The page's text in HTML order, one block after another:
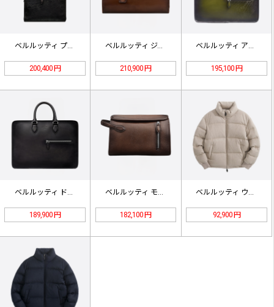
ベルルッティ プルミエ ジュール ス…
200,400 円
ベルルッティ ジュールオフGM レザ…
210,900 円
ベルルッティ アン ジュール ミニ …
195,100 円
ベルルッティ ドゥ ジュール レザー…
189,900 円
ベルルッティ モーニングオンストラッ…
182,100 円
ベルルッティ ウール ヘリンボーン …
92,900 円